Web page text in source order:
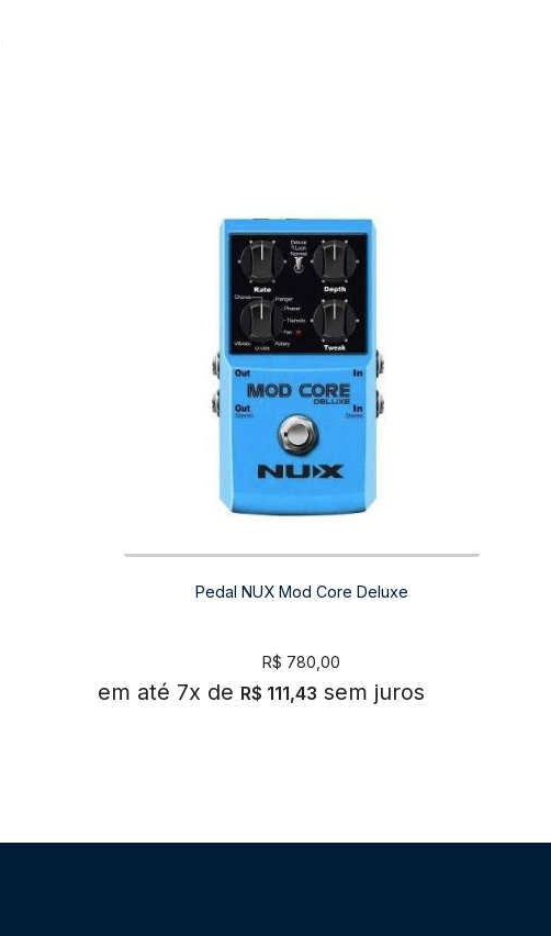
Pedal NUX Mod Core Deluxe
R$ 780,00
em até 7x de R$ 111,43 sem juros